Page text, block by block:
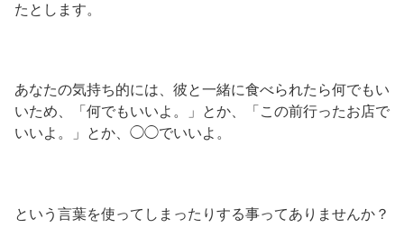
たとします。
あなたの気持ち的には、彼と一緒に食べられたら何でもい
いため、「何でもいいよ。」とか、「この前行ったお店で
いいよ。」とか、◯◯でいいよ。
という言葉を使ってしまったりする事ってありませんか？